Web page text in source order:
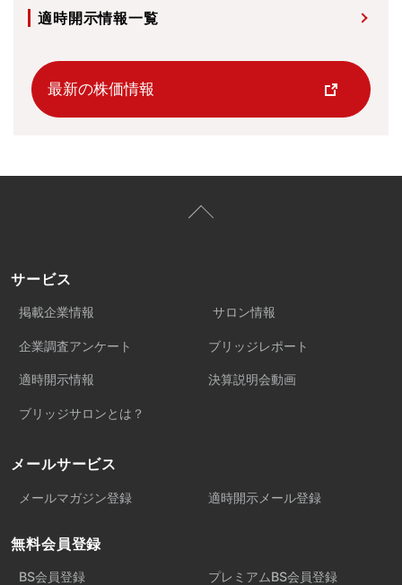
適時開示情報一覧
最新の株価情報
サービス
掲載企業情報 サロン情報
企業調査アンケート ブリッジレポート
適時開示情報 決算説明会動画
ブリッジサロンとは？
メールサービス
メールマガジン登録 適時開示メール登録
無料会員登録
BS会員登録 プレミアムBS会員登録